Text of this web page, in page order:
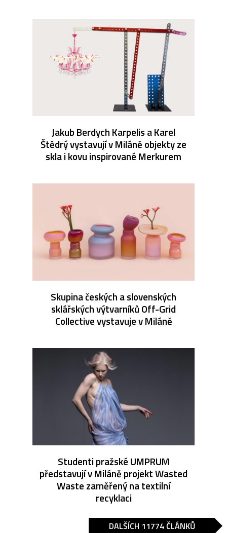
Jakub Berdych Karpelis a Karel
Štědrý vystavují v Miláně objekty ze
skla i kovu inspirované Merkurem
Skupina českých a slovenských
sklářských výtvarníků Off-Grid
Collective vystavuje v Miláně
Studenti pražské UMPRUM
představují v Miláně projekt Wasted
Waste zaměřený na textilní
recyklaci
DALŠÍCH 11774 ČLÁNKŮ